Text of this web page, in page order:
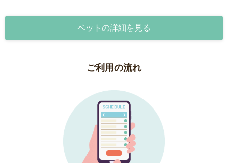
ペットの詳細を見る
ご利用の流れ